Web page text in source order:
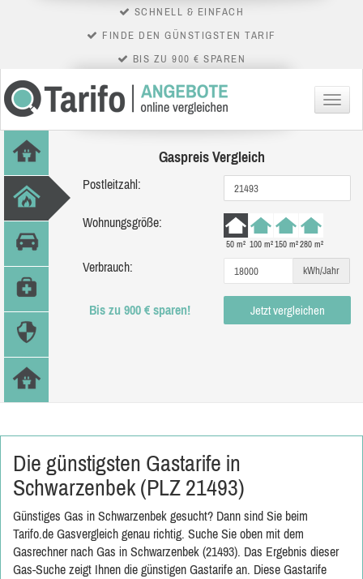
SCHNELL & EINFACH
FINDE DEN GÜNSTIGSTEN TARIF
BIS ZU 900 € SPAREN
Menü
Gaspreis Vergleich
Postleitzahl:
Wohnungsgröße:
50 m² 100 m²150 m²280 m²
Verbrauch: kWh/Jahr
Bis zu 900 € sparen! Jetzt vergleichen
Die günstigsten Gastarife in
Schwarzenbek (PLZ 21493)
Günstiges Gas in Schwarzenbek gesucht? Dann sind Sie beim
Tarifo.de Gasvergleich genau richtig. Suche Sie oben mit dem
Gasrechner nach Gas in Schwarzenbek (21493). Das Ergebnis dieser
Gas-Suche zeigt Ihnen die günstigen Gastarife an. Diese Gastarife